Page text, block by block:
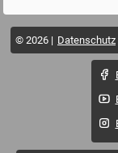
© 2026 Datenschutz